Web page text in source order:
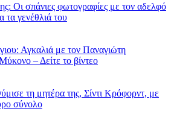
Οι σπάνιες φωτογραφίες με τον αδελφό
τα γενέθλιά του
Αγκαλιά με τον Παναγιώτη
– Δείτε το βίντεο
τη μητέρα της, Σίντι Κρόφορντ, με
σύνολο